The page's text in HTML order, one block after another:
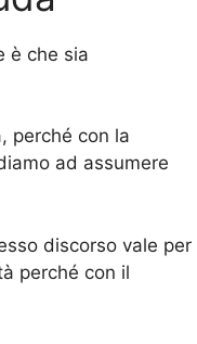
è che sia
perché con la
ad assumere
discorso vale per
perché con il